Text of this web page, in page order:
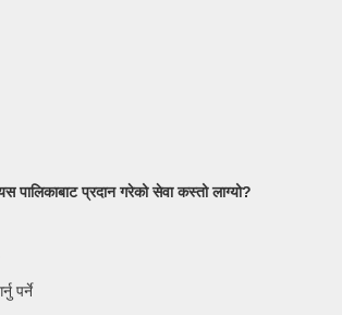
पालिकाबाट प्रदान गरेको सेवा कस्तो लाग्यो?
पर्ने